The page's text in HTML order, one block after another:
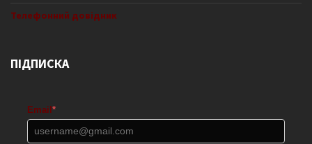
Телефонний довідник
ПІДПИСКА
Email *